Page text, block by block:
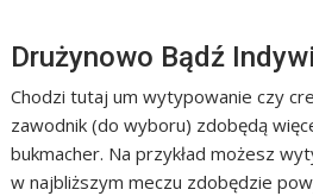
Drużynowo Bądź
Chodzi tutaj um wytypowanie czy
zawodnik (do wyboru) zdobędą
bukmacher. Na przykład możesz
w najbliższym meczu zdobędzie